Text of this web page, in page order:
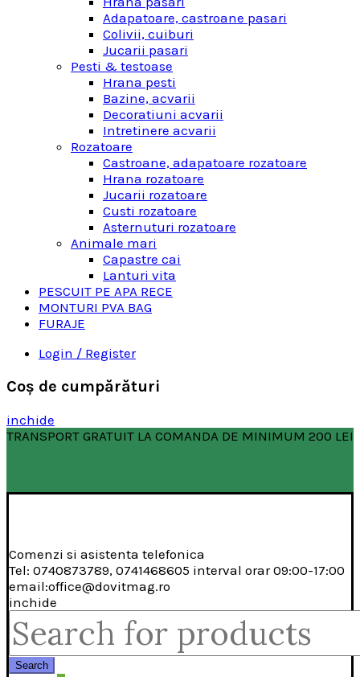
Adapatoare, castroane pasari
Colivii, cuiburi
Jucarii pasari
Pesti & testoase
Hrana pesti
Bazine, acvarii
Decoratiuni acvarii
Intretinere acvarii
Rozatoare
Castroane, adapatoare rozatoare
Hrana rozatoare
Jucarii rozatoare
Custi rozatoare
Asternuturi rozatoare
Animale mari
Capastre cai
Lanturi vita
PESCUIT PE APA RECE
MONTURI PVA BAG
FURAJE
Login / Register
Coş de cumpărături
inchide
TRANSPORT GRATUIT LA COMANDA DE MINIMUM 200 LEI
Comenzi si asistenta telefonica
Tel: 0740873789, 0741468605 interval orar 09:00-17:00
email:office@dovitmag.ro
inchide
Search
for:
Search